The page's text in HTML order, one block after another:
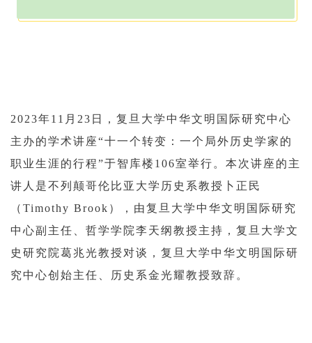
2023年11月23日，复旦大学中华文明国际研究中心
主办的学术讲座“十一个转变：一个局外历史学家的
职业生涯的行程”于智库楼106室举行。本次讲座的主
讲人是不列颠哥伦比亚大学历史系教授卜正民
（Timothy Brook），由复旦大学中华文明国际研究
中心副主任、哲学学院李天纲教授主持，复旦大学文
史研究院葛兆光教授对谈，复旦大学中华文明国际研
究中心创始主任、历史系金光耀教授致辞。